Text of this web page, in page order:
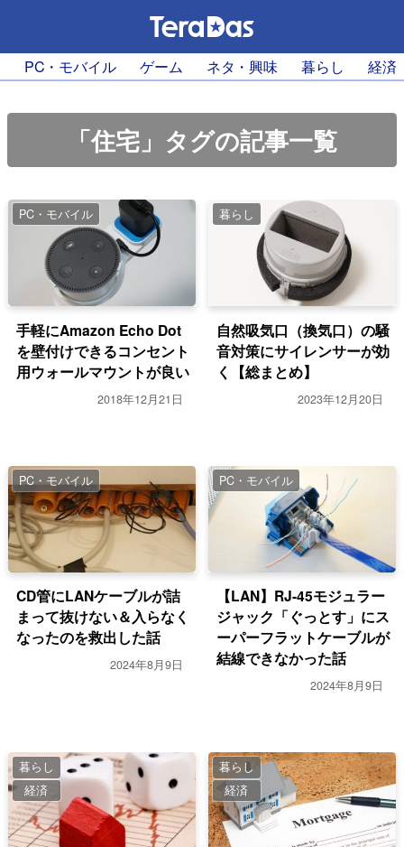
PC・モバイル ゲーム ネタ・興味 暮らし 経済
「住宅」タグの記事一覧
PC・モバイル
手軽にAmazon Echo Dot
を壁付けできるコンセント
用ウォールマウントが良い
2018年12月21日
暮らし
自然吸気口（換気口）の騒
音対策にサイレンサーが効
く【総まとめ】
2023年12月20日
PC・モバイル
CD管にLANケーブルが詰
まって抜けない＆入らなく
なったのを救出した話
2024年8月9日
PC・モバイル
【LAN】RJ-45モジュラー
ジャック「ぐっとす」にス
ーパーフラットケーブルが
結線できなかった話
2024年8月9日
暮らし
経済
暮らし
経済